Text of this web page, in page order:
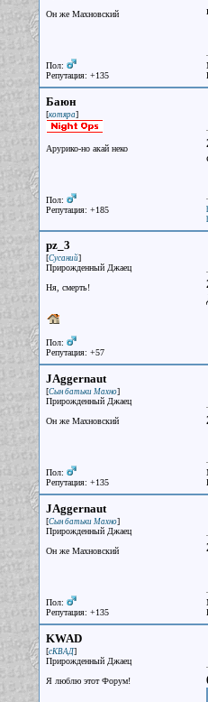
Он же Махновский
Пол:
Репутация: +135
Баюн
[котяра]
Арурико-но акай неко
Пол:
Репутация: +185
pz_3
[Сусаний]
Прирожденный Джаец
Ня, смерть!
Пол:
Репутация: +57
JAggernaut
[Сын батьки Махно]
Прирожденный Джаец
Он же Махновский
Пол:
Репутация: +135
JAggernaut
[Сын батьки Махно]
Прирожденный Джаец
Он же Махновский
Пол:
Репутация: +135
KWAD
[сКВАД]
Прирожденный Джаец
Я люблю этот Форум!